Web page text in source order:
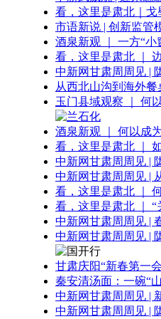
看，这里是肃北｜戈
市语新说 | 创新监管
酒泉新观 ｜ 一方“小
看，这里是肃北 ｜
中新网甘肃周周见 |
从西北山沟到海外餐
玉门县域观察 ｜ 何
酒泉新观 ｜ 何以成
看，这里是肃北 ｜
中新网甘肃周周见 |
中新网甘肃周周见 |
看，这里是肃北 ｜
看，这里是肃北 ｜ “
中新网甘肃周周见 |
中新网甘肃周周见 |
甘肃庆阳“新春第一
秦安清汤面：一碗“
中新网甘肃周周见 |
中新网甘肃周周见 |